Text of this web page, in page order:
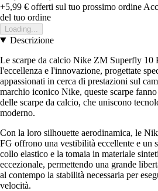
+5,99 € offerti sul tuo prossimo ordine
del tuo ordine
Loading...
Descrizione
Le scarpe da calcio Nike ZM Superfly 10
l'eccellenza e l'innovazione, progettate
appassionati in cerca di prestazioni sul
marchio iconico Nike, queste scarpe
delle scarpe da calcio, che uniscono
moderno.
Con la loro silhouette aerodinamica, le
FG offrono una vestibilità eccellente e un
collo elastico e la tomaia in materiale
eccezionale, permettendo una grande
al contempo la stabilità necessaria per
velocità.